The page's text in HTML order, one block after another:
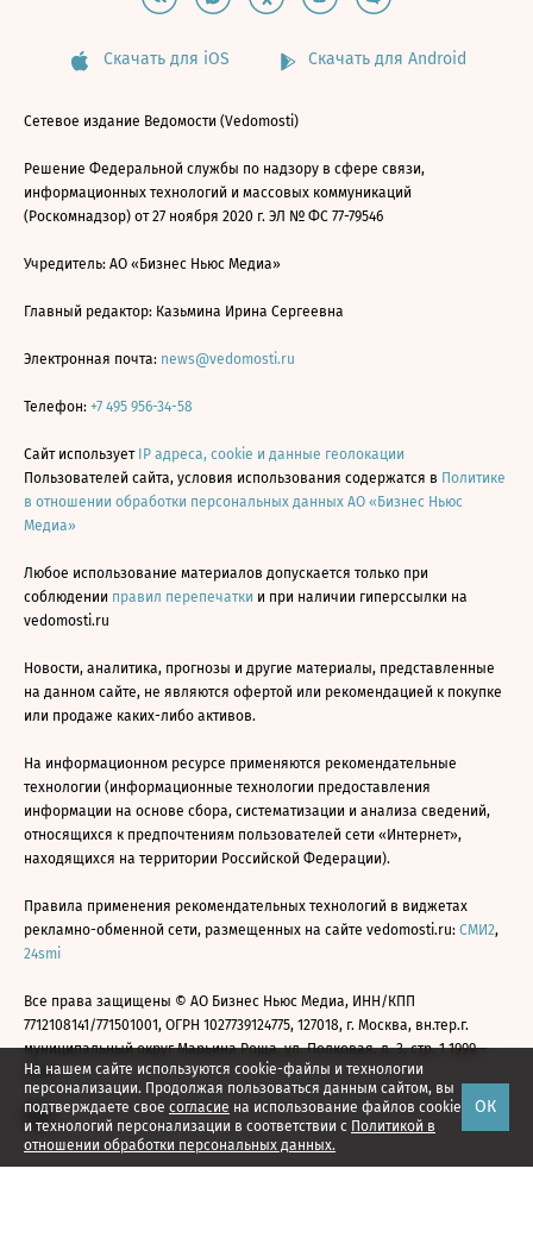
На нашем сайте используются cookie-файлы и технологии
персонализации. Продолжая пользоваться данным сайтом, вы
подтверждаете свое согласие на использование файлов cookie
и технологий персонализации в соответствии с Политикой в
отношении обработки персональных данных.
ОК
Скачать для iOS Скачать для Android
Сетевое издание Ведомости (Vedomosti)
Решение Федеральной службы по надзору в сфере связи,
информационных технологий и массовых коммуникаций
(Роскомнадзор) от 27 ноября 2020 г. ЭЛ № ФС 77-79546
Учредитель: АО «Бизнес Ньюс Медиа»
Главный редактор: Казьмина Ирина Сергеевна
Электронная почта: news@vedomosti.ru
Телефон: +7 495 956-34-58
Сайт использует IP адреса, cookie и данные геолокации
Пользователей сайта, условия использования содержатся в Политике
в отношении обработки персональных данных АО «Бизнес Ньюс
Медиа»
Любое использование материалов допускается только при
соблюдении правил перепечатки и при наличии гиперссылки на
vedomosti.ru
Новости, аналитика, прогнозы и другие материалы, представленные
на данном сайте, не являются офертой или рекомендацией к покупке
или продаже каких-либо активов.
На информационном ресурсе применяются рекомендательные
технологии (информационные технологии предоставления
информации на основе сбора, систематизации и анализа сведений,
относящихся к предпочтениям пользователей сети «Интернет»,
находящихся на территории Российской Федерации).
Правила применения рекомендательных технологий в виджетах
рекламно-обменной сети, размещенных на сайте vedomosti.ru: СМИ2,
24smi
Все права защищены © АО Бизнес Ньюс Медиа, ИНН/КПП
7712108141/771501001, ОГРН 1027739124775, 127018, г. Москва, вн.тер.г.
муниципальный округ Марьина Роща, ул. Полковая, д. 3, стр. 1 1999—
2026